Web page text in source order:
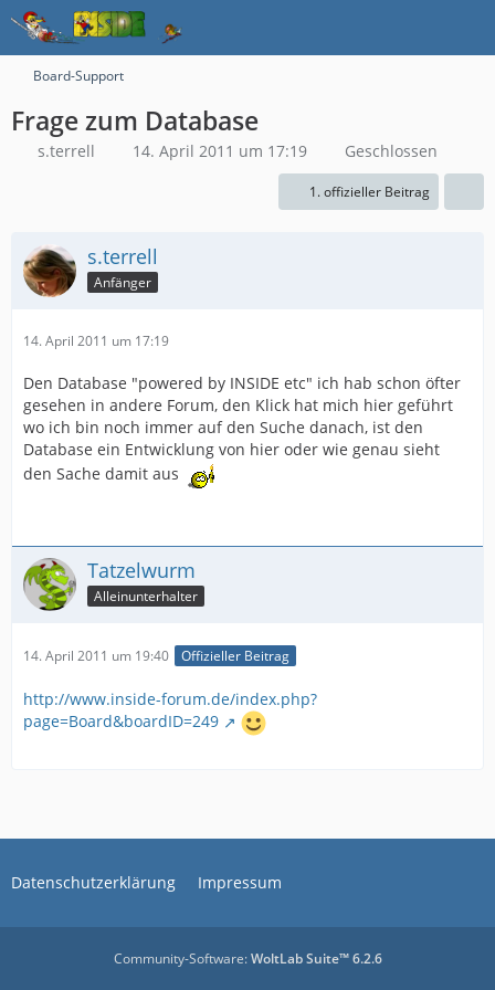
Board-Support
Frage zum Database
s.terrell 14. April 2011 um 17:19 Geschlossen
1. offizieller Beitrag
s.terrell
Anfänger
14. April 2011 um 17:19
Den Database "powered by INSIDE etc" ich hab schon öfter
gesehen in andere Forum, den Klick hat mich hier geführt
wo ich bin noch immer auf den Suche danach, ist den
Database ein Entwicklung von hier oder wie genau sieht
den Sache damit aus
Tatzelwurm
Alleinunterhalter
14. April 2011 um 19:40 Offizieller Beitrag
http://www.inside-forum.de/index.php?
page=Board&boardID=249
Datenschutzerklärung Impressum
Community-Software:WoltLab Suite™ 6.2.6